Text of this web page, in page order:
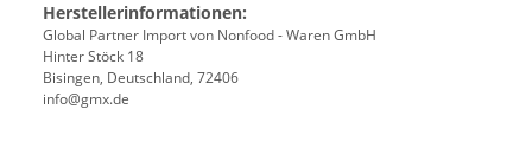
Herstellerinformationen:
Global Partner Import von Nonfood - Waren GmbH
Hinter Stöck 18
Bisingen, Deutschland, 72406
info@gmx.de